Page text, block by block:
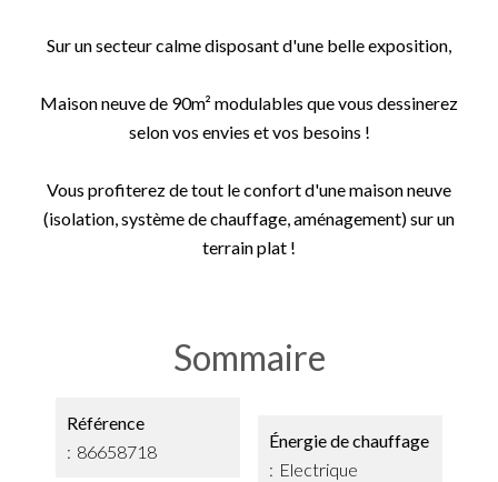
Sur un secteur calme disposant d'une belle exposition,
Maison neuve de 90m² modulables que vous dessinerez
selon vos envies et vos besoins !
Vous profiterez de tout le confort d'une maison neuve
(isolation, système de chauffage, aménagement) sur un
terrain plat !
Sommaire
Référence
86658718
Énergie de chauffage
Electrique